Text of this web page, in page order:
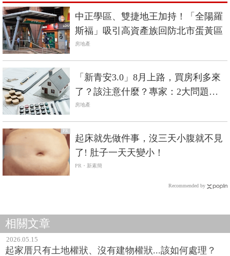
中正學區、雙捷地王加持！「全陽羅
斯福」吸引高資產族回防北市蛋黃區
房地產
「新青安3.0」8月上路，買房利多來
了？該注意什麼？專家：2大問題未
釐清
房地產
PR
起床就先做件事，沒三天小腹就不見
了! 肚子一天天變小！
PR・新素簡
Recommended by
相關文章
2026.05.15
起家厝只有土地權狀、沒有建物權狀...該如何處理？